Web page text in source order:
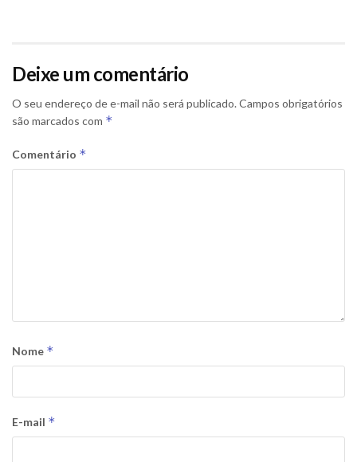
Deixe um comentário
O seu endereço de e-mail não será publicado. Campos obrigatórios
são marcados com *
Comentário *
Nome *
E-mail *